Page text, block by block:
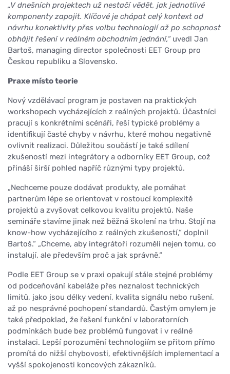
„V dnešních projektech už nestačí vědět, jak jednotlivé
komponenty zapojit. Klíčové je chápat celý kontext od
návrhu konektivity přes volbu technologií až po schopnost
obhájit řešení v reálném obchodním jednání,“ uvedl Jan
Bartoš, managing director společnosti EET Group pro
Českou republiku a Slovensko.
Praxe místo teorie
Nový vzdělávací program je postaven na praktických
workshopech vycházejících z reálných projektů. Účastníci
pracují s konkrétními scénáři, řeší typické problémy a
identifikují časté chyby v návrhu, které mohou negativně
ovlivnit realizaci. Důležitou součástí je také sdílení
zkušeností mezi integrátory a odborníky EET Group, což
přináší širší pohled napříč různými typy projektů.
„Nechceme pouze dodávat produkty, ale pomáhat
partnerům lépe se orientovat v rostoucí komplexitě
projektů a zvyšovat celkovou kvalitu projektů. Naše
semináře stavíme jinak než běžná školení na trhu. Stojí na
know-how vycházejícího z reálných zkušeností,“ doplnil
Bartoš.“ „Chceme, aby integrátoři rozuměli nejen tomu, co
instalují, ale především proč a jak správně.“
Podle EET Group se v praxi opakují stále stejné problémy
od podceňování kabeláže přes neznalost technických
limitů, jako jsou délky vedení, kvalita signálu nebo rušení,
až po nesprávné pochopení standardů. Častým omylem je
také předpoklad, že řešení funkční v laboratorních
podmínkách bude bez problémů fungovat i v reálné
instalaci. Lepší porozumění technologiím se přitom přímo
promítá do nižší chybovosti, efektivnějších implementací a
vyšší spokojenosti koncových zákazníků.